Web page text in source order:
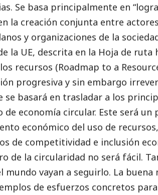
Se basa principalmente en
la creación conjunta entre
y organizaciones de la
la UE, descrita en la Hoja de ruta
recursos (Roadmap to a
progresiva y sin embargo
se basará en trasladar a los
de economía circular. Este será un
económico del uso de
de competitividad e inclusión
de la circularidad no será fácil.
mundo vayan a seguirlo. La buena
de esfuerzos concretos